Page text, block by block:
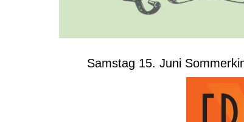
Samstag 15. Juni